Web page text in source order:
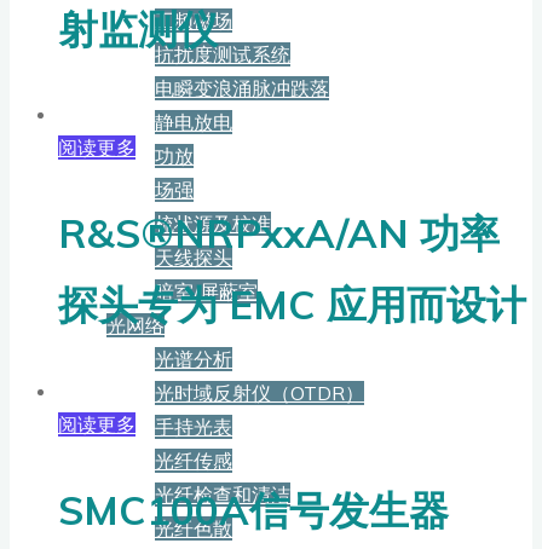
工频磁场
抗扰度测试系统
电瞬变浪涌脉冲跌落
静电放电
功放
场强
梳状源及校准
天线探头
暗室/屏蔽室
光网络
光谱分析
光时域反射仪（OTDR）
手持光表
光纤传感
光纤检查和清洁
光纤色散
射监测仪
阅读更多
R&S®NRPxxA/AN 功率
探头专为 EMC 应用而设计
阅读更多
SMC100A信号发生器